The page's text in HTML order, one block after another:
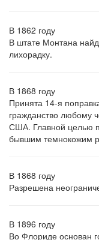
В 1862 году
В штате Монтана
лихорадку.
В 1868 году
Принята 14-я
гражданство любому
США. Главной целью
бывшим темнокожим
В 1868 году
Разрешена
В 1896 году
Во Флориде основан